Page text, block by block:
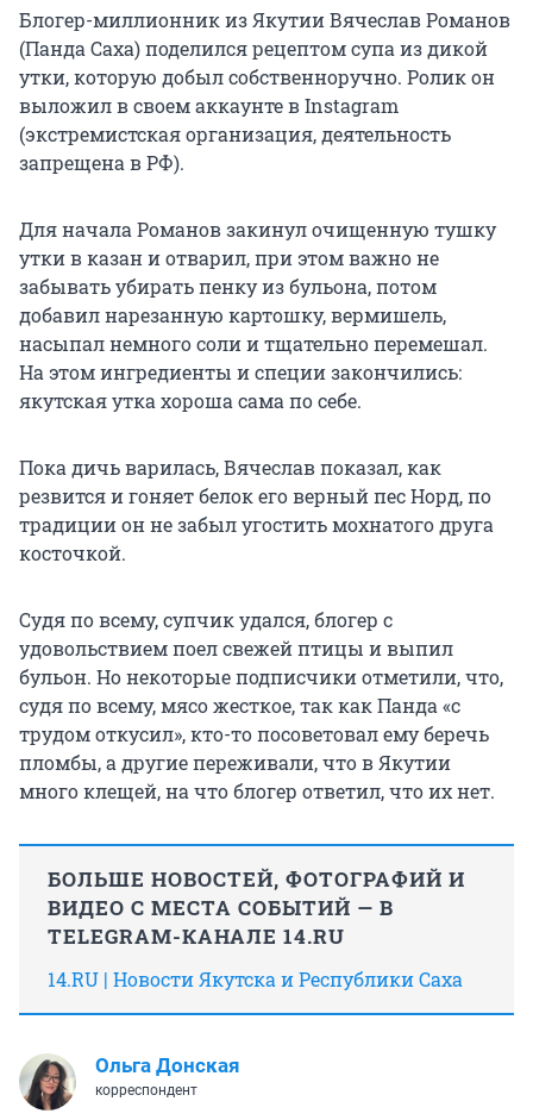
Блогер-миллионник из Якутии Вячеслав Романов
(Панда Саха) поделился рецептом супа из дикой
утки, которую добыл собственноручно. Ролик он
выложил в своем аккаунте в Instagram
(экстремистская организация, деятельность
запрещена в РФ).
Для начала Романов закинул очищенную тушку
утки в казан и отварил, при этом важно не
забывать убирать пенку из бульона, потом
добавил нарезанную картошку, вермишель,
насыпал немного соли и тщательно перемешал.
На этом ингредиенты и специи закончились:
якутская утка хороша сама по себе.
Пока дичь варилась, Вячеслав показал, как
резвится и гоняет белок его верный пес Норд, по
традиции он не забыл угостить мохнатого друга
косточкой.
Судя по всему, супчик удался, блогер с
удовольствием поел свежей птицы и выпил
бульон. Но некоторые подписчики отметили, что,
судя по всему, мясо жесткое, так как Панда «с
трудом откусил», кто-то посоветовал ему беречь
пломбы, а другие переживали, что в Якутии
много клещей, на что блогер ответил, что их нет.
БОЛЬШЕ НОВОСТЕЙ, ФОТОГРАФИЙ И
ВИДЕО С МЕСТА СОБЫТИЙ — В
TELEGRAM-КАНАЛЕ 14.RU
14.RU | Новости Якутска и Республики Саха
Ольга Донская
корреспондент